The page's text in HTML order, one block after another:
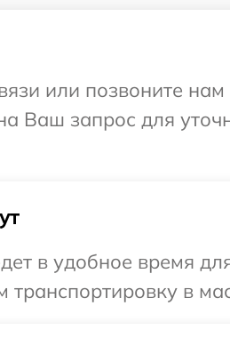
или позвоните
Ваш запрос для
в удобное время
в